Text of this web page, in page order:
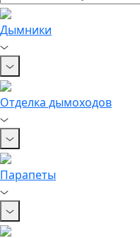
Дымники
Отделка дымоходов
Парапеты